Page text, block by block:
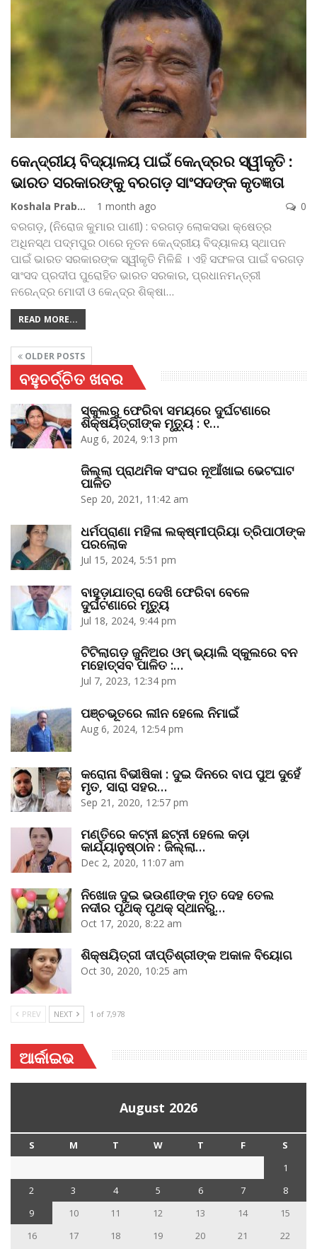
କେନ୍ଦ୍ରୀୟ ବିଦ୍ୟାଳୟ ପାଇଁ କେନ୍ଦ୍ରର ସ୍ୱୀକୃତି :
ଭାରତ ସରକାରଙ୍କୁ ବରଗଡ଼ ସାଂସଦଙ୍କ କୃତଜ୍ଞତା
Koshala Prabaha 1 month ago 0
ବରଗଡ଼, (ନିରୋଜ କୁମାର ପାଣୀ) : ବରଗଡ଼ ଲୋକସଭା କ୍ଷେତ୍ର
ଅଧିନସ୍ଥ ପଦ୍ମପୁର ଠାରେ ନୂତନ କେନ୍ଦ୍ରୀୟ ବିଦ୍ୟାଳୟ ସ୍ଥାପନ
ପାଇଁ ଭାରତ ସରକାରଙ୍କ ସ୍ୱୀକୃତି ମିଳିଛି । ଏହି ସଫଳତା ପାଇଁ ବରଗଡ଼
ସାଂସଦ ପ୍ରଦୀପ ପୁରୋହିତ ଭାରତ ସରକାର, ପ୍ରଧାନମନ୍ତ୍ରୀ
ନରେନ୍ଦ୍ର ମୋଦୀ ଓ କେନ୍ଦ୍ର ଶିକ୍ଷା…
READ MORE...
OLDER POSTS
ବହୁଚର୍ଚ୍ଚିତ ଖବର
ସ୍କୁଲରୁ ଫେରିବା ସମୟରେ ଦୁର୍ଘଟଣାରେ
ଶିକ୍ଷୟିତ୍ରୀଙ୍କ ମୃତ୍ୟୁ : ୧…
Aug 6, 2024, 9:13 pm
ଜିଲ୍ଲା ପ୍ରାଥମିକ ସଂଘର ନୂଆଁଖାଇ ଭେଟଘାଟ
ପାଳିତ
Sep 20, 2021, 11:42 am
ଧର୍ମପ୍ରାଣା ମହିଳା ଲକ୍ଷ୍ମୀପ୍ରିୟା ତ୍ରିପାଠୀଙ୍କ
ପରଲୋକ
Jul 15, 2024, 5:51 pm
ବାହୁଡ଼ାଯାତ୍ରା ଦେଖି ଫେରିବା ବେଳେ
ଦୁର୍ଘଟଣାରେ ମୃତ୍ୟୁ
Jul 18, 2024, 9:44 pm
ଟିଟିଲାଗଡ଼ ଜୁନିଅର ଓମ୍‌ ଭ୍ୟାଲି ସ୍କୁଲରେ ବନ
ମହୋତ୍ସବ ପାଳିତ :…
Jul 7, 2023, 12:34 pm
ପଞ୍ଚଭୂତରେ ଲୀନ ହେଲେ ନିମାଇଁ
Aug 6, 2024, 12:54 pm
କରୋନା ବିଭୀଷିକା : ଦୁଇ ଦିନରେ ବାପ ପୁଅ ଦୁହେଁ
ମୃତ, ସାରା ସହର…
Sep 21, 2020, 12:57 pm
ମଣ୍ତିରେ କଟ୍‌ନୀ ଛଟ୍‌ନୀ ହେଲେ କଡ଼ା
କାର୍ଯ୍ୟାନୁଷ୍ଠାନ : ଜିଲ୍ଲା…
Dec 2, 2020, 11:07 am
ନିଖୋଜ ଦୁଇ ଭଉଣୀଙ୍କ ମୃତ ଦେହ ତେଲ
ନଦୀର ପୃଥକ୍‌ ପୃଥକ୍‌ ସ୍ଥାନରୁ…
Oct 17, 2020, 8:22 am
ଶିକ୍ଷୟିତ୍ରୀ ଦୀପ୍ତିଶ୍ରୀଙ୍କ ଅକାଳ ବିୟୋଗ
Oct 30, 2020, 10:25 am
PREV NEXT 1 of 7,978
ଆର୍କାଇଭ
August 2026
S M T W T F
S
1
2
3 4 5 6 7
8
9
10 11 12 13 14
15
16
17 18 19 20 21 22